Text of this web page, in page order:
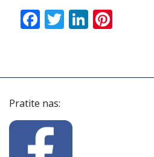
Facebook
TwitterLinkedIn
Pratite nas: